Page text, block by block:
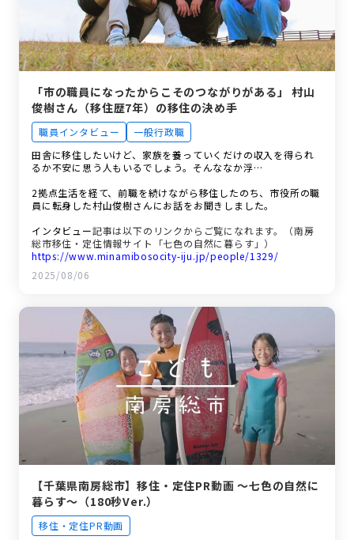
「市の職員になったからこそのつながりがある」 村山
俊樹さん（移住歴7年）の移住の決め手
職員インタビュー
一般行政職
田舎に移住したいけど、家族を養っていくだけの収入を得られ
るか不安に思う人もいるでしょう。そんななか浮…
2拠点生活を経て、前職を続けながら移住したのち、市役所の職
員に転身した村山俊樹さんにお話をお聞きしました。
インタビュー記事は以下のリンクからご覧になれます。（南房
総市移住・定住情報サイト「七色の自然に暮らす」）
https://www.minamibosocity-iju.jp/people/1329/
2025/08/06
【千葉県南房総市】移住・定住PR動画 ～七色の自然に
暮らす～（180秒Ver.）
移住・定住PR動画